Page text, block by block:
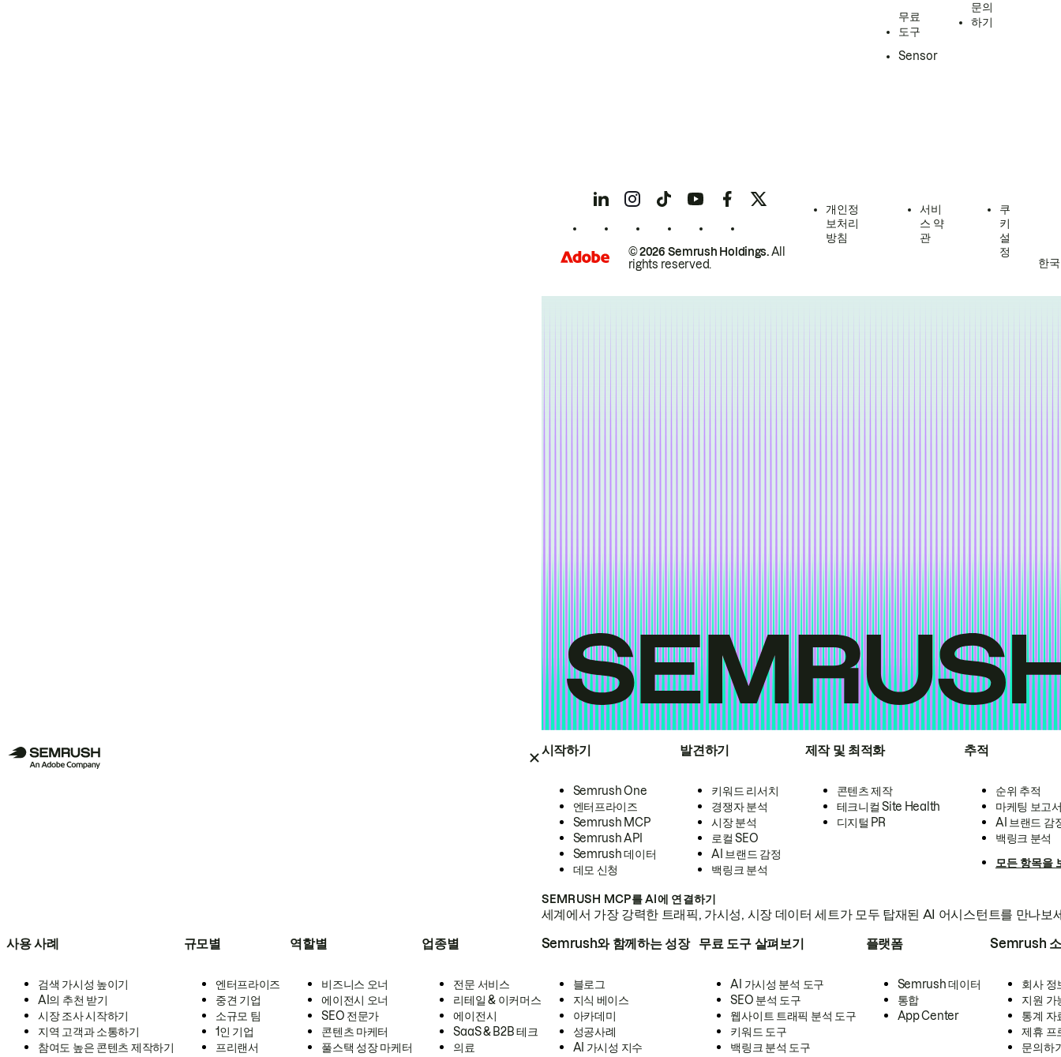
시작하기
Semrush One
엔터프라이즈
Semrush MCP
Semrush API
Semrush 데이터
데모 신청
발견하기
키워드 리서치
경쟁자 분석
시장 분석
로컬 SEO
AI 브랜드 감정
백링크 분석
제작 및 최적화
콘텐츠 제작
테크니컬 Site Health
디지털 PR
추적
순위 추적
마케팅 보고
AI 브랜드 감
백링크 분석
모든 항목을
SEMRUSH MCP를 AI에 연결하기
세계에서 가장 강력한 트래픽, 가시성, 시장 데이터 세트가 모두 탑재된 AI 어시스턴트를 만나보
사용 사례
검색 가시성 높이기
AI의 추천 받기
시장 조사 시작하기
지역 고객과 소통하기
참여도 높은 콘텐츠 제작하기
규모별
엔터프라이즈
중견 기업
소규모 팀
1인 기업
프리랜서
역할별
비즈니스 오너
에이전시 오너
SEO 전문가
콘텐츠 마케터
풀스택 성장 마케터
업종별
전문 서비스
리테일 & 이커머스
에이전시
SaaS & B2B 테크
의료
Semrush와 함께하는 성장
블로그
지식 베이스
아카데미
성공사례
AI 가시성 지수
무료 도구 살펴보기
AI 가시성 분석 도구
SEO 분석 도구
웹사이트 트래픽 분석 도구
키워드 도구
백링크 분석 도구
플랫폼
Semrush 데이터
통합
App Center
Semrush
회사 정
지원 가
통계 자
제휴 프
문의하
무료
도구
Sensor
문의
하기
© 2026 Semrush Holdings.All
rights reserved.
개인정
보처리
방침
서비
스 약
관
쿠
키
설
정
한